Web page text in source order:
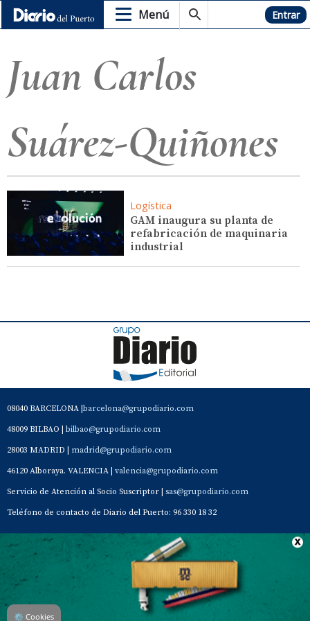
Menú Hemeroteca Entrar
Juan Carlos
Suárez-Quiñones
Logística
GAM inaugura su planta de
refabricación de maquinaria
industrial
08040 BARCELONA | barcelona@grupodiario.com
48009 BILBAO | bilbao@grupodiario.com
28003 MADRID | madrid@grupodiario.com
46120 Alboraya. VALENCIA | valencia@grupodiario.com
Servicio de Atención al Socio Suscriptor | sas@grupodiario.com
Teléfono de contacto de Diario del Puerto: 96 330 18 32
Contacto Aviso Legal Quiénes somos Política de privacidad
⚙ Cookies